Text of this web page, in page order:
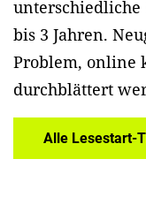
unterschiedliche
bis 3 Jahren.
Problem, online
durchblättert
Alle Lesestart-